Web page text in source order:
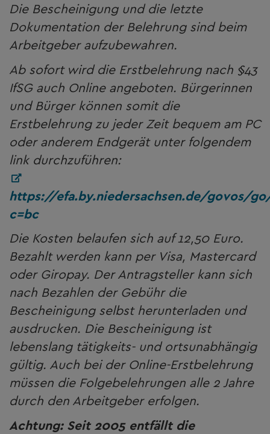
Die Bescheinigung und die letzte
Dokumentation der Belehrung sind beim
Arbeitgeber aufzubewahren.
Ab sofort wird die Erstbelehrung nach §43
IfSG auch Online angeboten. Bürgerinnen
und Bürger können somit die
Erstbelehrung zu jeder Zeit bequem am PC
oder anderem Endgerät unter folgendem
link durchzuführen:
https://efa.by.niedersachsen.de/govos/
c=bc
Die Kosten belaufen sich auf 12,50 Euro.
Bezahlt werden kann per Visa, Mastercard
oder Giropay. Der Antragsteller kann sich
nach Bezahlen der Gebühr die
Bescheinigung selbst herunterladen und
ausdrucken. Die Bescheinigung ist
lebenslang tätigkeits- und ortsunabhängig
gültig. Auch bei der Online-Erstbelehrung
müssen die Folgebelehrungen alle 2 Jahre
durch den Arbeitgeber erfolgen.
Achtung: Seit 2005 entfällt die